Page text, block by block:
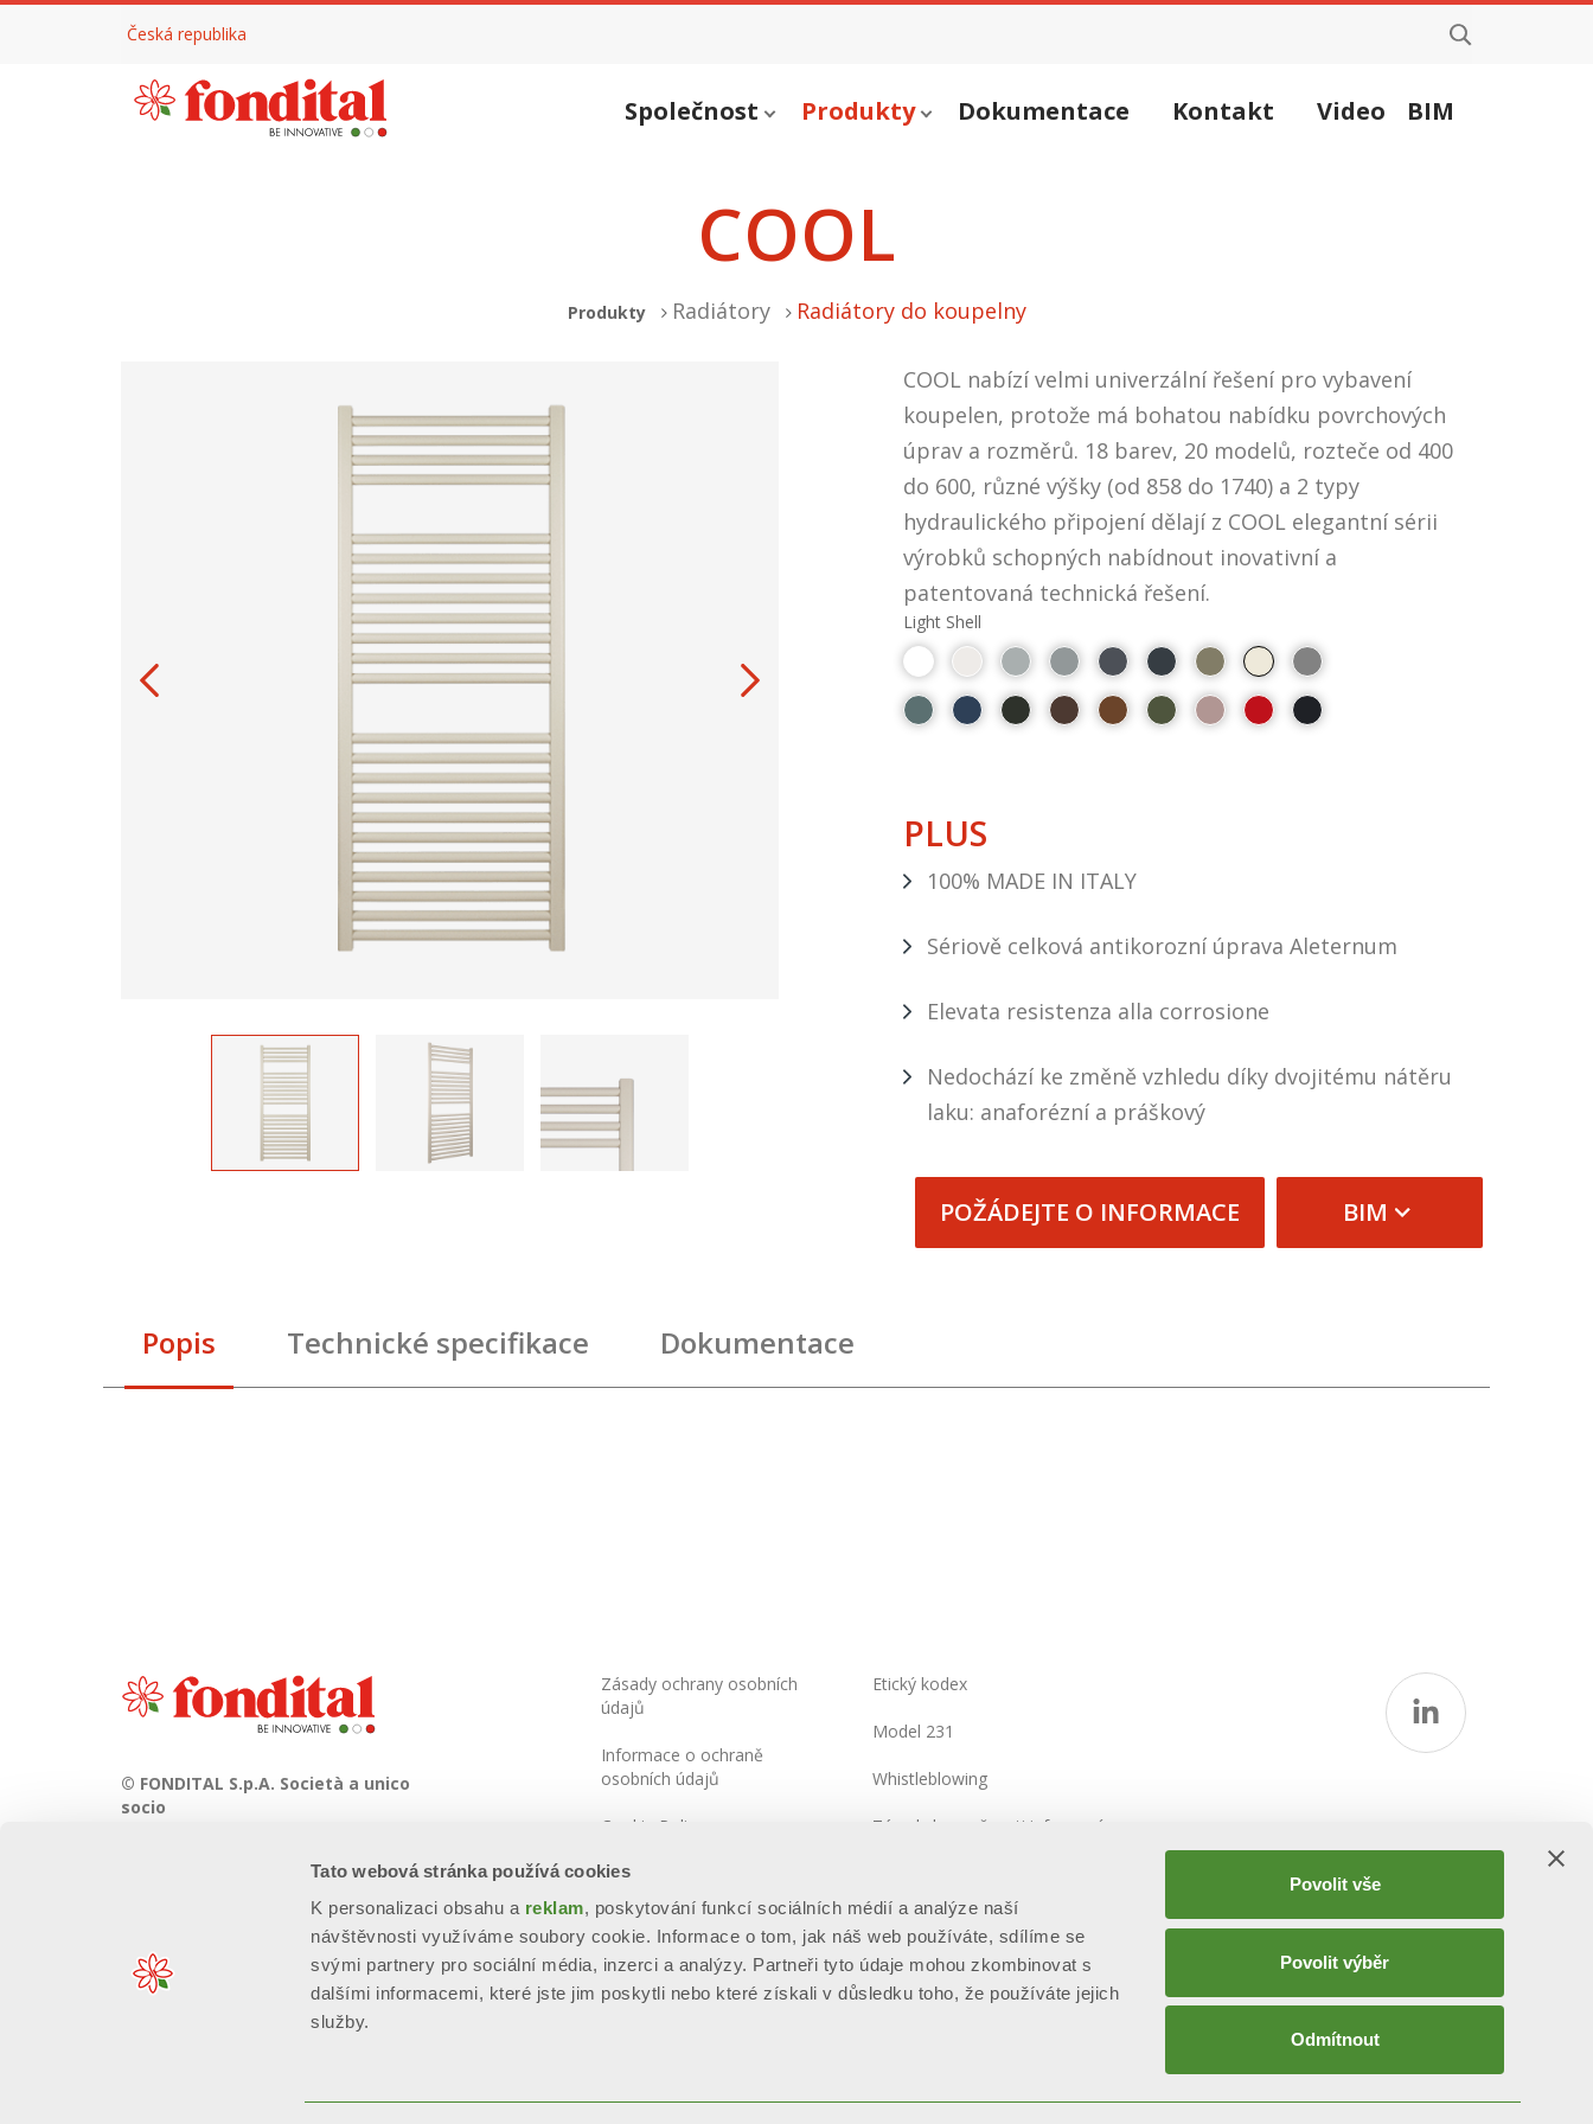
Tato webová stránka používá cookies
K personalizaci obsahu a reklam, poskytování funkcí sociálních médií a analýze naší
návštěvnosti využíváme soubory cookie. Informace o tom, jak náš web používáte, sdílíme se
svými partnery pro sociální média, inzerci a analýzy. Partneři tyto údaje mohou zkombinovat s
dalšími informacemi, které jste jim poskytli nebo které získali v důsledku toho, že používáte jejich
služby.
Povolit vše
Povolit výběr
Odmítnout
Česká republika
Společnost Produkty Dokumentace Kontakt Video BIM
COOL
Produkty Radiátory Radiátory do koupelny
COOL nabízí velmi univerzální řešení pro vybavení
koupelen, protože má bohatou nabídku povrchových
úprav a rozměrů. 18 barev, 20 modelů, rozteče od 400
do 600, různé výšky (od 858 do 1740) a 2 typy
hydraulického připojení dělají z COOL elegantní sérii
výrobků schopných nabídnout inovativní a
patentovaná technická řešení.
Light Shell
PLUS
100% MADE IN ITALY
Sériově celková antikorozní úprava Aleternum
Elevata resistenza alla corrosione
Nedochází ke změně vzhledu díky dvojitému nátěru
laku: anaforézní a práškový
POŽÁDEJTE O INFORMACE BIM
Popis Technické specifikace Dokumentace
© FONDITAL S.p.A. Società a unico
socio
Via Cerreto, 40 - 25079 VOBARNO
Zásady ochrany osobních
údajů
Informace o ochraně
osobních údajů
Cookie Policy
Integrated Systems Policy
Mapa stránek
Etický kodex
Model 231
Whistleblowing
Zásady bezpečnosti informací